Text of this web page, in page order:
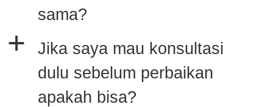
sama?
a
Jika saya mau konsultasi
dulu sebelum perbaikan
apakah bisa?